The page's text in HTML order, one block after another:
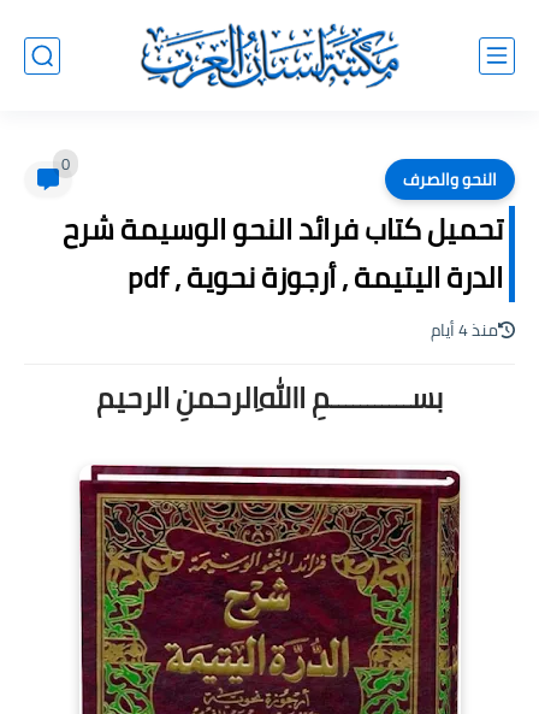
النحو والصرف 0
تحميل كتاب فرائد النحو الوسيمة شرح
الدرة اليتيمة , أرجوزة نحوية , pdf
منذ 4 أيام
بســـــــــــمِ اﷲِالرحمنِ الرحيم